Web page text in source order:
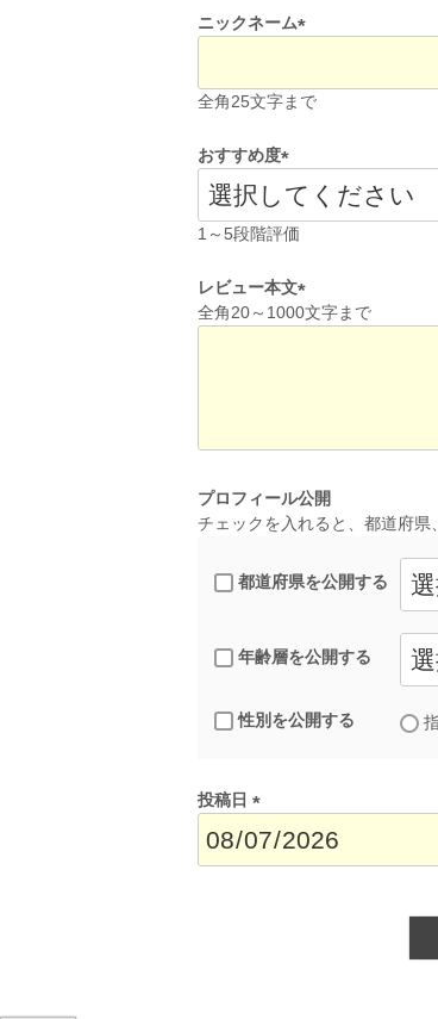
ニックネーム
須
全角25文字まで
おすすめ度
(
必
須
1～5段階評価
レビュー本文
(
全角20～1000文字まで
プロフィール公開
チェックを入れると、都道府
都道府県を公開する
年齢層を公開する
性別を公開する
投稿日
(